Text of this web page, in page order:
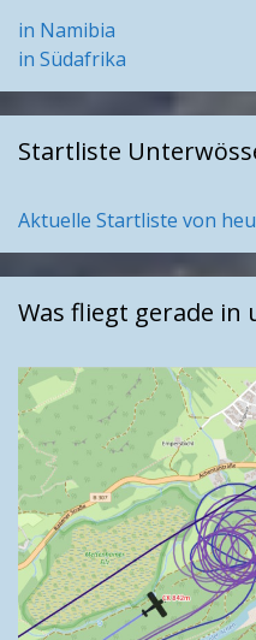
in Namibia
in Südafrika
Startliste
Aktuelle Startliste von
Was fliegt gerade in